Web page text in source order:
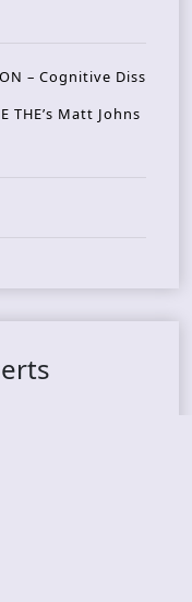
– Cognitive Diss
THE’s Matt Johns